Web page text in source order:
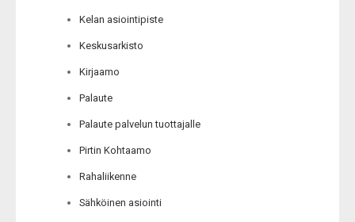
Kelan asiointipiste
Keskusarkisto
Kirjaamo
Palaute
Palaute palvelun tuottajalle
Pirtin Kohtaamo
Rahaliikenne
Sähköinen asiointi